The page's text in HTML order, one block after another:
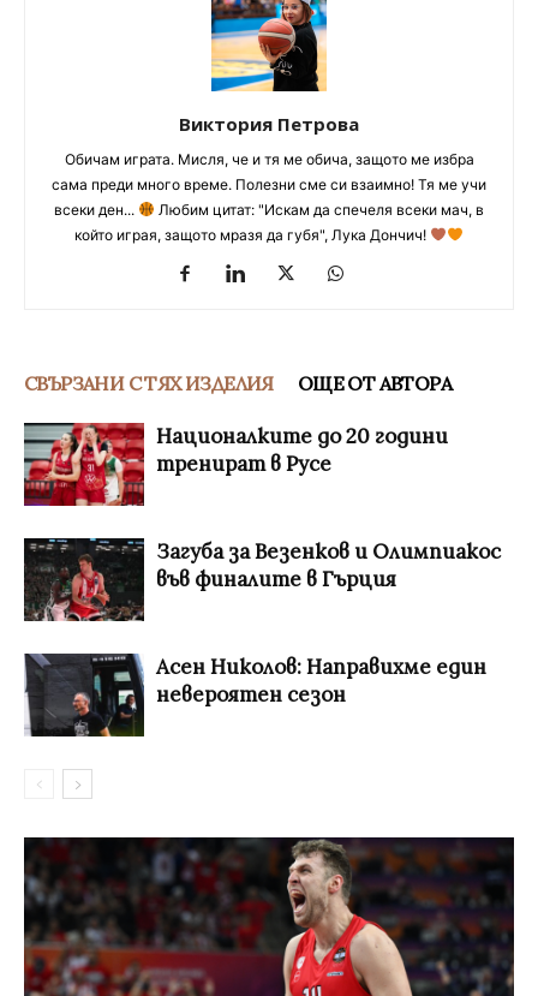
Виктория Петрова
Обичам играта. Мисля, че и тя ме обича, защото ме избра
сама преди много време. Полезни сме си взаимно! Тя ме учи
всеки ден...
Любим цитат: "Искам да спечеля всеки мач, в
който играя, защото мразя да губя", Лука Дончич!
СВЪРЗАНИ С ТЯХ ИЗДЕЛИЯ ОЩЕ ОТ АВТОРА
Националките до 20 години
тренират в Русе
Загуба за Везенков и Олимпиакос
във финалите в Гърция
Асен Николов: Направихме един
невероятен сезон